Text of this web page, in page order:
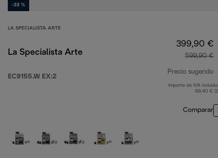
-33 %
LA SPECIALISTA ARTE
La Specialista Arte
EC9155.W EX:2
399,90 €
599,90 €
Precio sugerido
Importe de IVA
69,40 €
Comparar